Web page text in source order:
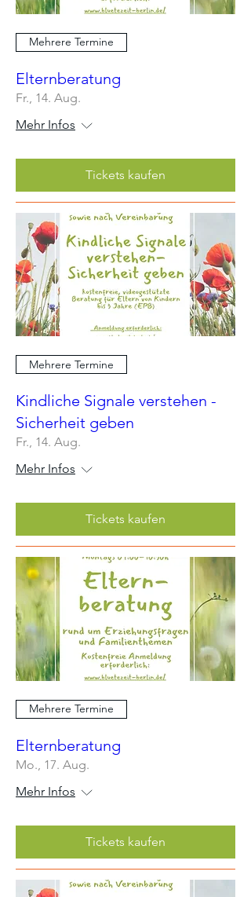
Mehrere Termine
Elternberatung
Fr., 14. Aug.
Mehr Infos
Tickets kaufen
Mehrere Termine
Kindliche Signale verstehen -
Sicherheit geben
Fr., 14. Aug.
Mehr Infos
Tickets kaufen
Mehrere Termine
Elternberatung
Mo., 17. Aug.
Mehr Infos
Tickets kaufen